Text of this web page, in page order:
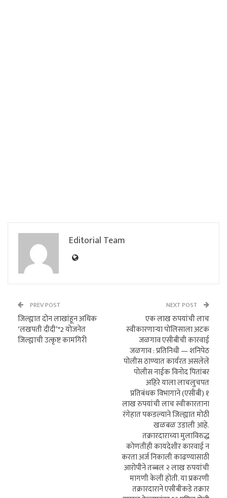
Editorial Team
PREV POST
जिल्ह्यात दोन लाखांहून अधिक
‘लखपती दीदी’*2 योजनेत
जिल्ह्याची उत्कृष्ट कामगिरी
NEXT POST
एक लाख रुपयांची लाच
स्वीकारणाऱ्या पोलिसाला अटक
जळगाव एसीबीची कारवाई
जळगाव : प्रतिनिधी — शनिपेठ
पोलीस ठाण्यात कार्यरत असलेले
पोलीस नाईक विनोद पितांबर
अहिरे याला लाचलुचपत
प्रतिबंधक विभागाने (एसीबी) १
लाख रुपयांची लाच स्वीकारताना
रंगेहात पकडल्याने जिल्ह्यात मोठी
खळबळ उडाली आहे.
तक्रारदाराच्या मुलाविरुद्ध
कोणतीही कायदेशीर कारवाई न
करता अर्ज निकाली काढण्यासाठी
आरोपीने तब्बल २ लाख रुपयांची
मागणी केली होती. या प्रकरणी
तक्रारदाराने एसीबीकडे तक्रार